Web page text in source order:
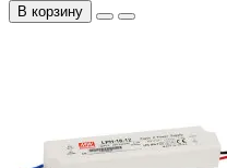
В корзину